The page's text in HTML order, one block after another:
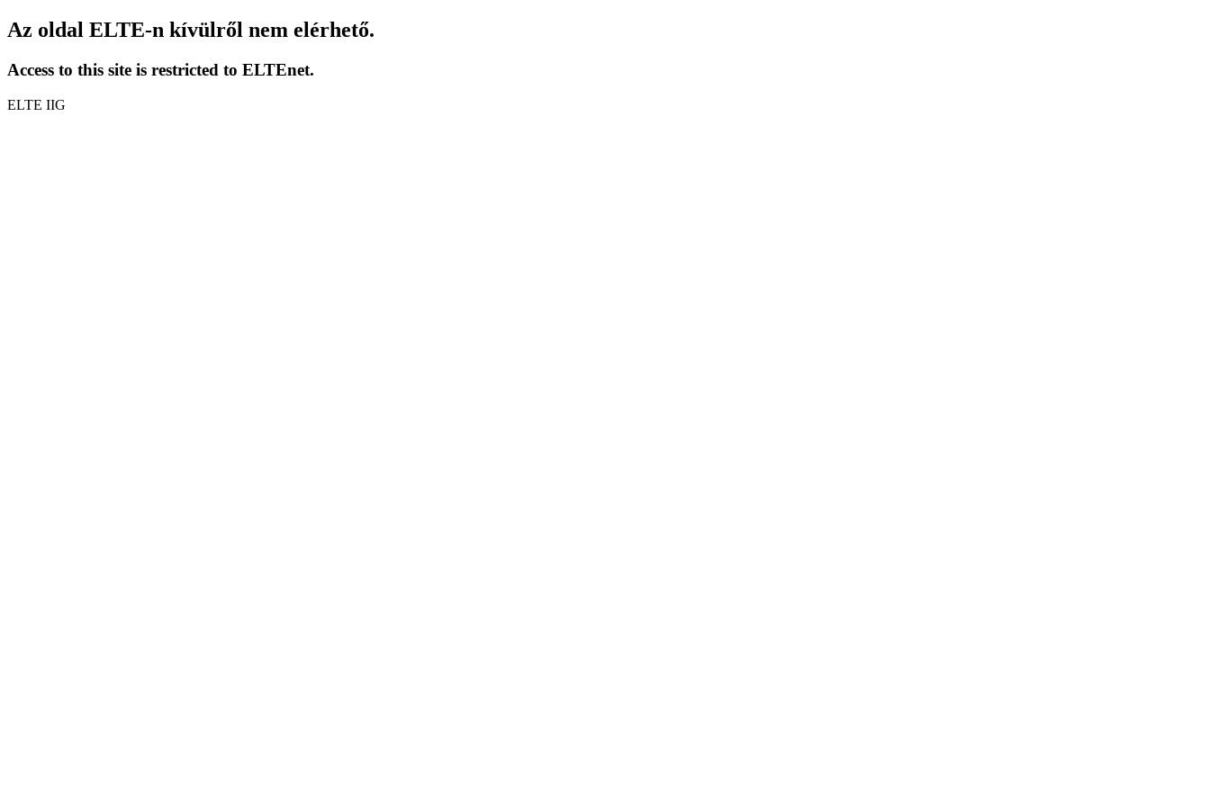
Az oldal ELTE-n kívülről nem elérhető.
Access to this site is restricted to ELTEnet.
ELTE IIG